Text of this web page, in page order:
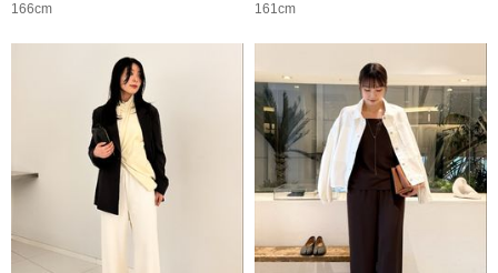
166cm
161cm